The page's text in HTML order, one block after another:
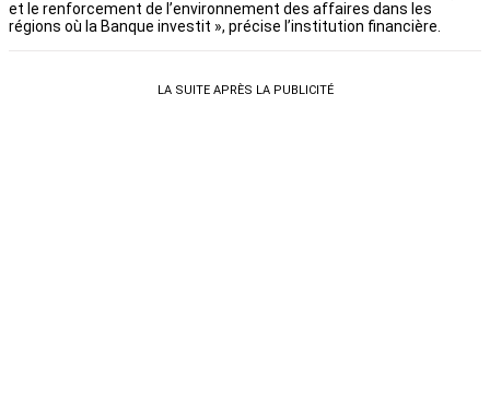
et le renforcement de l’environnement des affaires dans les
régions où la Banque investit », précise l’institution financière.
LA SUITE APRÈS LA PUBLICITÉ